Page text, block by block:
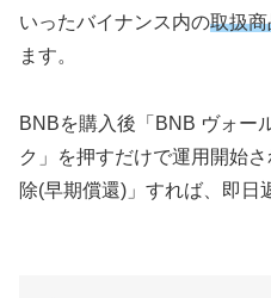
いったバイナンス内の取扱
ます。
BNBを購入後「BNB ヴォー
ク」を押すだけで運用開始
除(早期償還)」すれば、即日